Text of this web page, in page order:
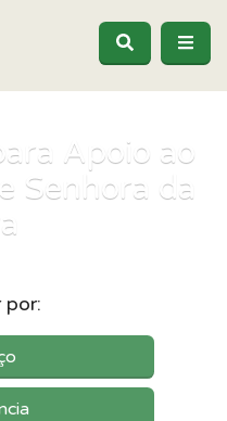
Apoio ao
Senhora da
por: